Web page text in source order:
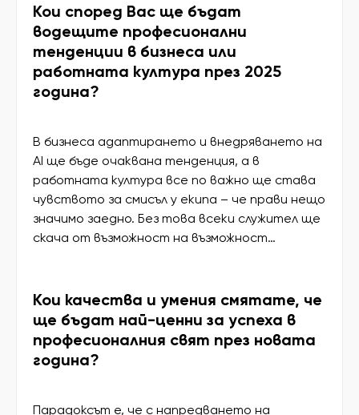
Кои според Вас ще бъдат
водещите професионални
тенденции в бизнеса или
работната култура през 2025
година?
В бизнеса адаптирането и внедряването на
AI ще бъде очаквана тенденция, а в
работната култура все по важно ще става
чувството за смисъл у екипа – че прави нещо
значимо заедно. Без това всеки служител ще
скача от възможност на възможност…
Кои качества и умения смятате, че
ще бъдат най-ценни за успеха в
професионалния свят през новата
година?
Парадоксът е, че с напредването на